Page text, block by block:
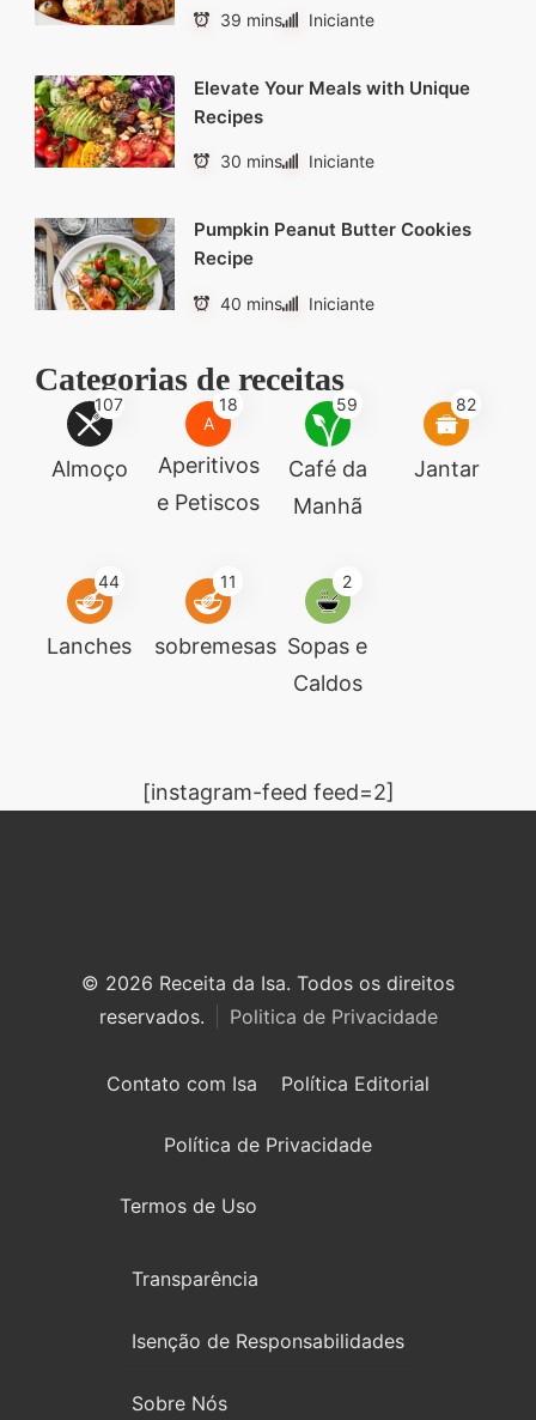
39 mins Iniciante
Elevate Your Meals with Unique
Recipes
30 mins Iniciante
Pumpkin Peanut Butter Cookies
Recipe
40 mins Iniciante
Categorias de receitas
107
Almoço
A
18
Aperitivos
e Petiscos
59
Café da
Manhã
82
Jantar
44
Lanches
11
sobremesas
2
Sopas e
Caldos
[instagram-feed feed=2]
© 2026 Receita da Isa. Todos os direitos
reservados.
Politica de Privacidade
Contato com Isa Política Editorial
Política de Privacidade
Termos de Uso
Transparência
Isenção de Responsabilidades
Sobre Nós